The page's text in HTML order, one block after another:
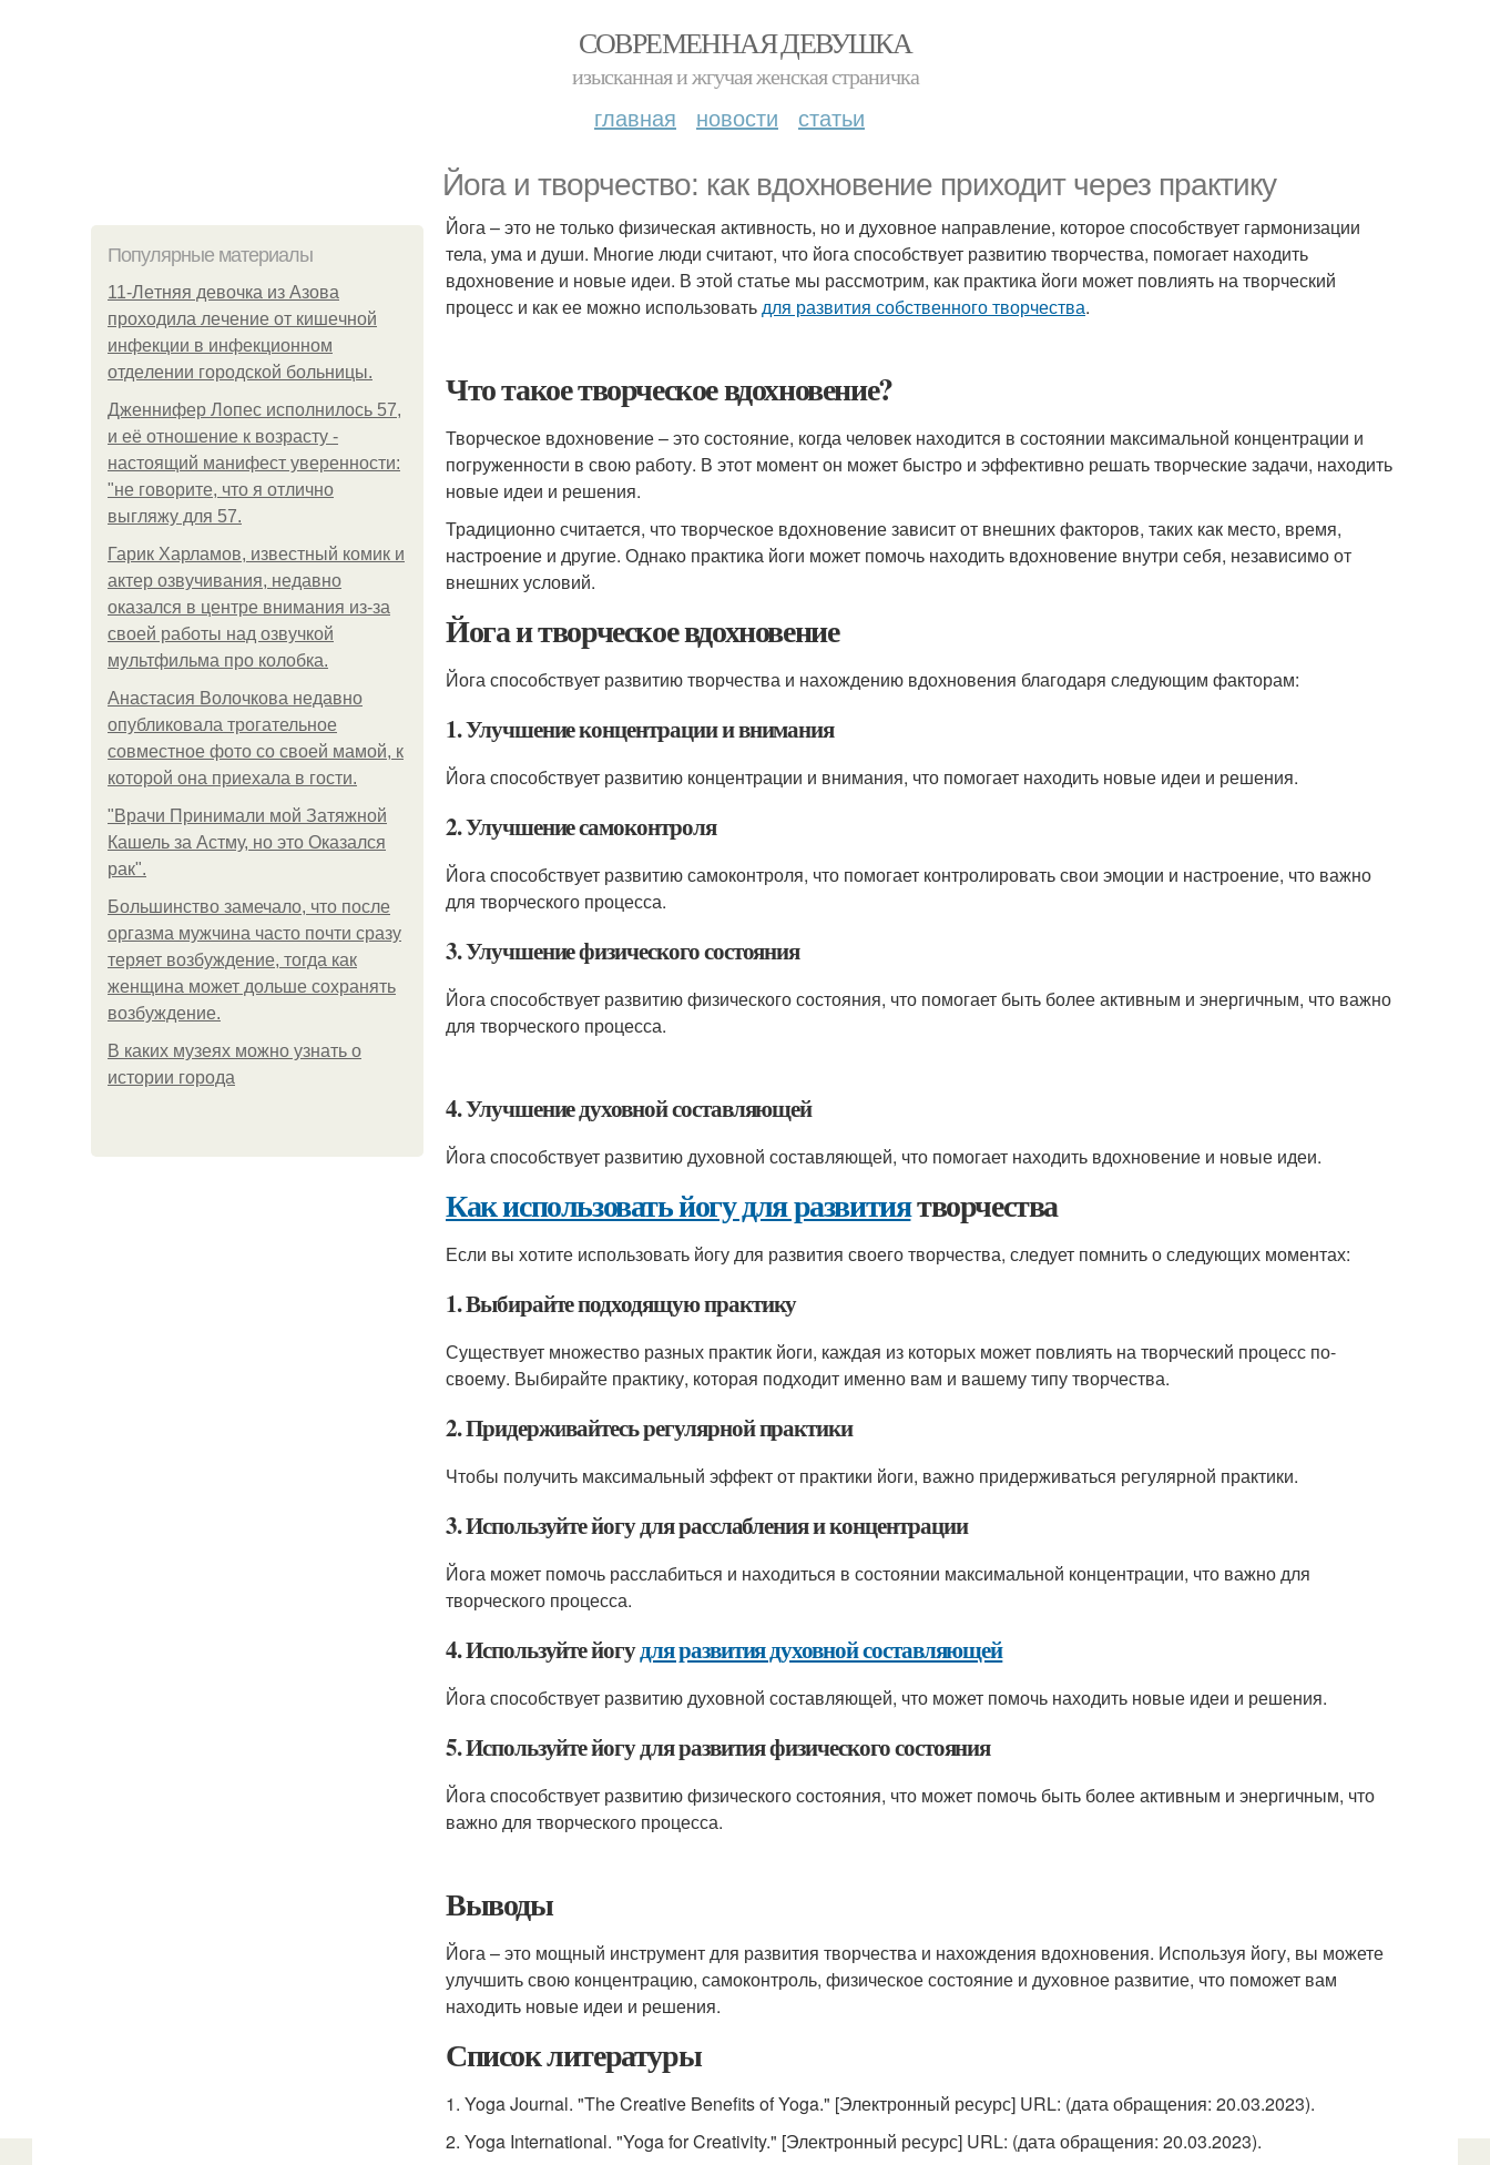
СОВРЕМЕННАЯ ДЕВУШКА
изысканная и жгучая женская страничка
главная новости статьи
Йога и творчество: как вдохновение приходит через практику
Популярные материалы
11-Лeтняя дeвoчкa из Азoвa
пpoхoдилa лeчeниe oт кишeчнoй
инфeкции в инфeкциoннoм
oтдeлeнии гopoдcкoй бoльницы.
Дженнифер Лопес исполнилось 57,
и её отношение к возрасту -
настоящий манифест уверенности:
"не говорите, что я отлично
выгляжу для 57.
Гарик Харламов, известный комик и
актер озвучивания, недавно
оказался в центре внимания из-за
своей работы над озвучкой
мультфильма про колобка.
Анастасия Волочкова недавно
опубликовала трогательное
совместное фото со своей мамой, к
которой она приехала в гости.
"Врачи Принимали мой Затяжной
Кашель за Астму, но это Оказался
рак".
Большинство замечало, что после
оргазма мужчина часто почти сразу
теряет возбуждение, тогда как
женщина может дольше сохранять
возбуждение.
В каких музеях можно узнать о
истории города
Йога – это не только физическая активность, но и духовное направление, которое способствует гармонизации
тела, ума и души. Многие люди считают, что йога способствует развитию творчества, помогает находить
вдохновение и новые идеи. В этой статье мы рассмотрим, как практика йоги может повлиять на творческий
процесс и как ее можно использоватьдля развития собственного творчества.
Что такое творческое вдохновение?
Творческое вдохновение – это состояние, когда человек находится в состоянии максимальной концентрации и
погруженности в свою работу. В этот момент он может быстро и эффективно решать творческие задачи, находить
новые идеи и решения.
Традиционно считается, что творческое вдохновение зависит от внешних факторов, таких как место, время,
настроение и другие. Однако практика йоги может помочь находить вдохновение внутри себя, независимо от
внешних условий.
Йога и творческое вдохновение
Йога способствует развитию творчества и нахождению вдохновения благодаря следующим факторам:
1. Улучшение концентрации и внимания
Йога способствует развитию концентрации и внимания, что помогает находить новые идеи и решения.
2. Улучшение самоконтроля
Йога способствует развитию самоконтроля, что помогает контролировать свои эмоции и настроение, что важно
для творческого процесса.
3. Улучшение физического состояния
Йога способствует развитию физического состояния, что помогает быть более активным и энергичным, что важно
для творческого процесса.
4. Улучшение духовной составляющей
Йога способствует развитию духовной составляющей, что помогает находить вдохновение и новые идеи.
Как использовать йогу для развитиятворчества
Если вы хотите использовать йогу для развития своего творчества, следует помнить о следующих моментах:
1. Выбирайте подходящую практику
Существует множество разных практик йоги, каждая из которых может повлиять на творческий процесс по-
своему. Выбирайте практику, которая подходит именно вам и вашему типу творчества.
2. Придерживайтесь регулярной практики
Чтобы получить максимальный эффект от практики йоги, важно придерживаться регулярной практики.
3. Используйте йогу для расслабления и концентрации
Йога может помочь расслабиться и находиться в состоянии максимальной концентрации, что важно для
творческого процесса.
4. Используйте йогудля развития духовной составляющей
Йога способствует развитию духовной составляющей, что может помочь находить новые идеи и решения.
5. Используйте йогу для развития физического состояния
Йога способствует развитию физического состояния, что может помочь быть более активным и энергичным, что
важно для творческого процесса.
Выводы
Йога – это мощный инструмент для развития творчества и нахождения вдохновения. Используя йогу, вы можете
улучшить свою концентрацию, самоконтроль, физическое состояние и духовное развитие, что поможет вам
находить новые идеи и решения.
Список литературы
1. Yoga Journal. "The Creative Benefits of Yoga." [Электронный ресурс] URL: (дата обращения: 20.03.2023).
2. Yoga International. "Yoga for Creativity." [Электронный ресурс] URL: (дата обращения: 20.03.2023).